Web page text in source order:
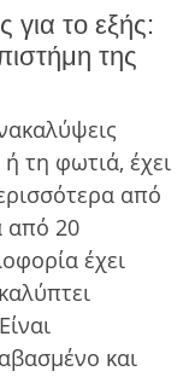
για το εξής:
της
τη φωτιά, έχει
από
από 20
έχει
και